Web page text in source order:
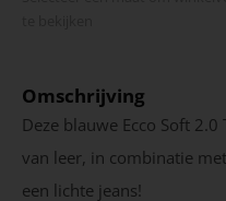
Omschrijving
Deze blauwe Ecco Soft
van leer, in combinatie
een lichte jeans!